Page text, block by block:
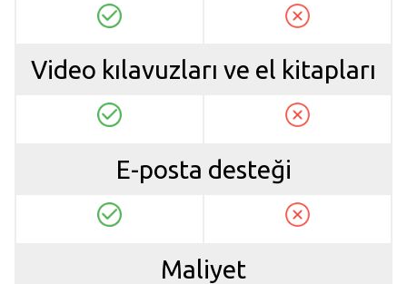
Video kılavuzları ve el kitapları
E-posta desteği
Maliyet